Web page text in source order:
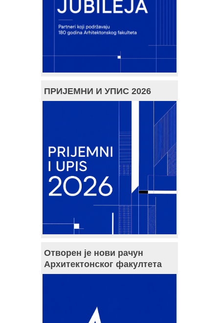
ПРИЈЕМНИ И УПИС 2026
Отворен је нови рачун
Архитектонског факултета